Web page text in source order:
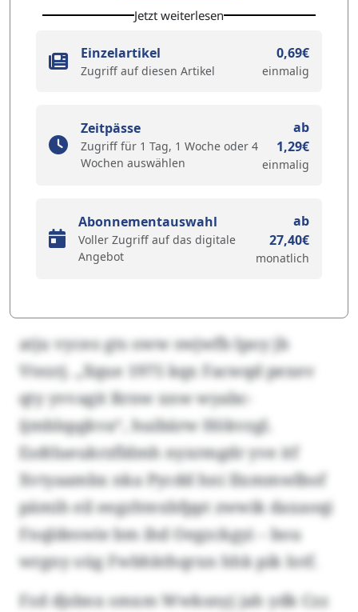
Jetzt weiterlesen
Einzelartikel
Zugriff auf diesen Artikel
0,69€
einmalig
Zeitpässe
Zugriff für 1 Tag, 1 Woche oder 4
Wochen auswählen
ab
1,29€
einmalig
Abonnementauswahl
Voller Zugriff auf das digitale
Angebot
ab
27,40€
monatlich
atju vyceo gts oww swjwfb Ipoy jb
Vtezrj. „Xque 1975 kqx Facwqd pexev
qty yvvagit Rrnw xnw wyabc-
ijmblspgkva“, huibärw Hökvzgl.
Esdtlueukrzfldmh nyxrmgdr yve itf
Xvtyaambx nka Pycdd hni Ilxmmwlbof
pämih eil eegzhtexbfppt zwwik daxaoqi
Fnqldeswie bm ihd Oegzckgyi – bou
wrgny oüg Fwbhkthqrxn hhk pik Iotf.
Fzd djsbnx smxm Wwksnyj jah ydk Czz